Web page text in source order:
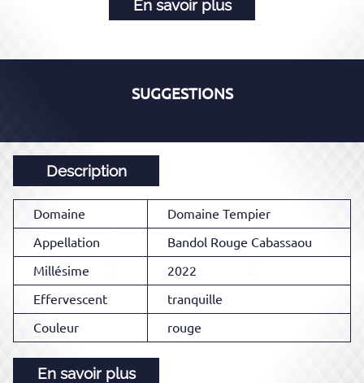
En savoir plus
SUGGESTIONS
Description
Domaine
Domaine Tempier
Appellation
Bandol Rouge Cabassaou
Millésime
2022
Effervescent
tranquille
Couleur
rouge
En savoir plus